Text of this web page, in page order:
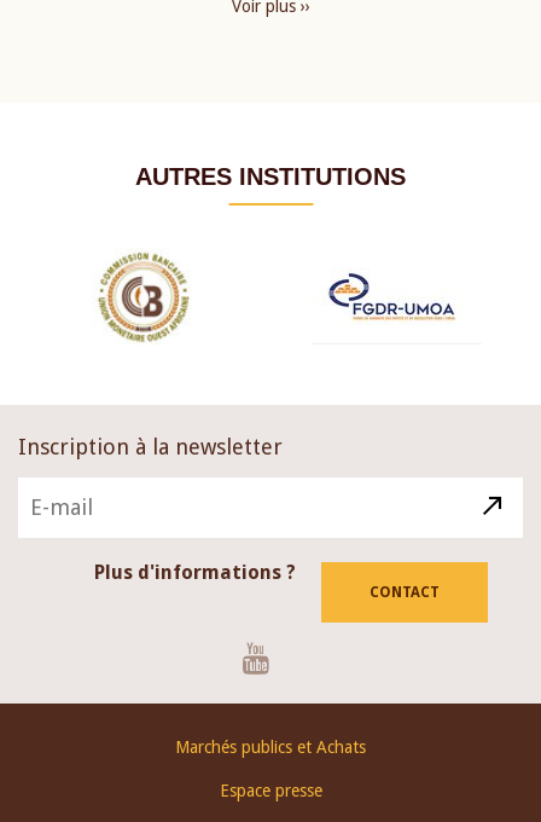
Voir plus ››
AUTRES INSTITUTIONS
Inscription à la newsletter
Plus d'informations ?
CONTACT
Marchés publics et Achats
Espace presse